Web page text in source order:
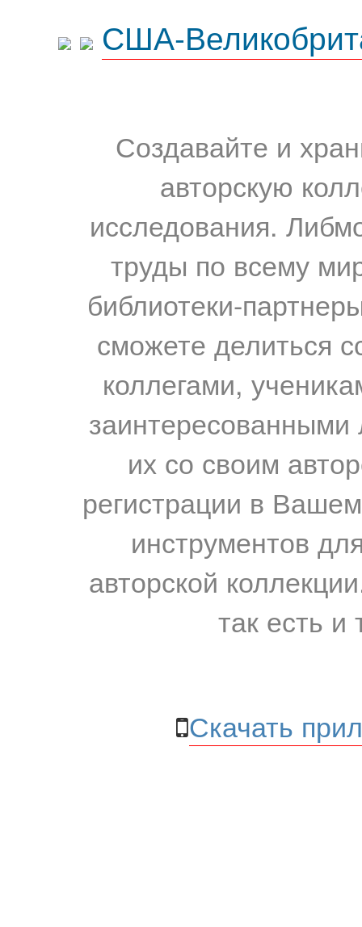
США-
Создавайте и
авторскую
исследования.
труды по всему
библиотеки-
сможете делиться
коллегами,
их со своим
регистрации в
инструментов
авторской
так есть и
Скачать